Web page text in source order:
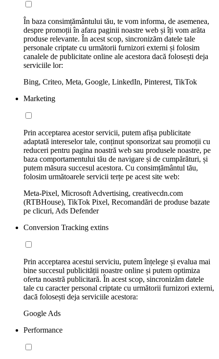
În baza consimțământului tău, te vom informa, de asemenea,
despre promoții în afara paginii noastre web și îți vom arăta
produse relevante. În acest scop, sincronizăm datele tale
personale criptate cu următorii furnizori externi și folosim
canalele de publicitate online ale acestora dacă folosești deja
serviciile lor:
Bing, Criteo, Meta, Google, LinkedIn, Pinterest, TikTok
Marketing
Prin acceptarea acestor servicii, putem afișa publicitate
adaptată intereselor tale, conținut sponsorizat sau promoții cu
reduceri pentru pagina noastră web sau produsele noastre, pe
baza comportamentului tău de navigare și de cumpărături, și
putem măsura succesul acestora. Cu consimțământul tău,
folosim următoarele servicii terțe pe acest site web:
Meta-Pixel, Microsoft Advertising, creativecdn.com
(RTBHouse), TikTok Pixel, Recomandări de produse bazate
pe clicuri, Ads Defender
Conversion Tracking extins
Prin acceptarea acestui serviciu, putem înțelege și evalua mai
bine succesul publicității noastre online și putem optimiza
oferta noastră publicitară. În acest scop, sincronizăm datele
tale cu caracter personal criptate cu următorii furnizori externi,
dacă folosești deja serviciile acestora:
Google Ads
Performance